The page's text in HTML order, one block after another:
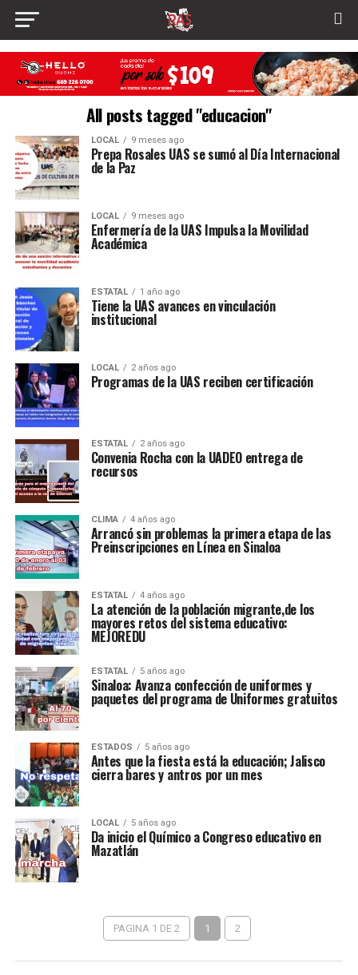
All posts tagged "educacion"
LOCAL 9 meses ago
Prepa Rosales UAS se sumó al Día Internacional
de la Paz
LOCAL 9 meses ago
Enfermería de la UAS Impulsa la Movilidad
Académica
ESTATAL 1 año ago
Tiene la UAS avances en vinculación
institucional
LOCAL 2 años ago
Programas de la UAS reciben certificación
ESTATAL 2 años ago
Convenia Rocha con la UADEO entrega de
recursos
CLIMA 4 años ago
Arrancó sin problemas la primera etapa de las
Preinscripciones en Línea en Sinaloa
ESTATAL 4 años ago
La atención de la población migrante,de los
mayores retos del sistema educativo:
MEJOREDU
ESTATAL 5 años ago
Sinaloa: Avanza confección de uniformes y
paquetes del programa de Uniformes gratuitos
ESTADOS 5 años ago
Antes que la fiesta está la educación; Jalisco
cierra bares y antros por un mes
LOCAL 5 años ago
Da inicio el Químico a Congreso educativo en
Mazatlán
PAGINA 1 DE 2 1 2